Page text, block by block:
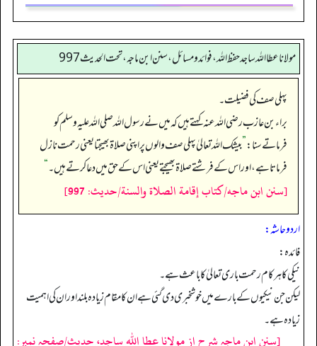
مولانا عطا الله ساجد حفظ الله، فوائد و مسائل، سنن ابن ماجه، تحت الحديث997
پہلی صف کی فضیلت۔
براء بن عازب رضی اللہ عنہ کہتے ہیں کہ میں نے رسول اللہ صلی اللہ علیہ وسلم کو
فرماتے سنا:”بیشک اللہ تعالیٰ پہلی صف والوں پر اپنی صلاۃ بھیجتا یعنی رحمت نازل
فرماتا ہے، اور اس کے فرشتے صلاۃ بھیجتے یعنی اس کے حق میں دعا کرتے ہیں۔‏‏‏‏“
[سنن ابن ماجه/كتاب إقامة الصلاة والسنة/حدیث: 997]
اردو حاشہ:
فائدہ:
نیکی کا ہر کام رحمت باری تعالیٰ کاباعث ہے۔
لیکن جن نیکیوں کے بارے میں خوشخبری دی گئی ہے ان کامقام زیادہ بلند اور ان کی اہمیت
زیادہ ہے۔
[سنن ابن ماجہ شرح از مولانا عطا الله ساجد، حدیث/صفحہ نمبر: